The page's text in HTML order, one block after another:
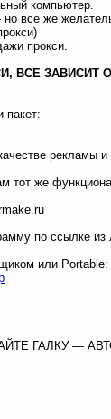
компьютер.
все же
прокси.
ВСЕ ЗАВИСИТ
пакет:
рекламы
тот же
по ссылке из
или Portable:
ГАЛКУ —